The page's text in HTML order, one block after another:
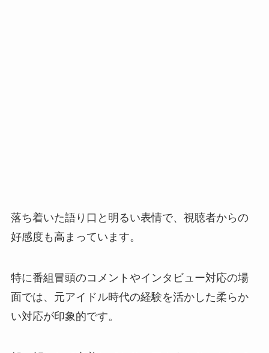
落ち着いた語り口と明るい表情で、視聴者からの
好感度も高まっています。
特に番組冒頭のコメントやインタビュー対応の場
面では、元アイドル時代の経験を活かした柔らか
い対応が印象的です。